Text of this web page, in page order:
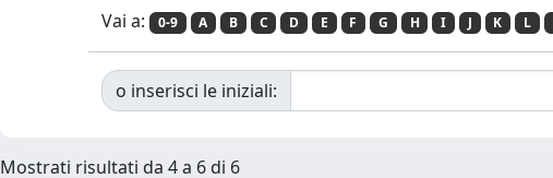
Vai a: 0-9 A B C D E F G H I J K L
o inserisci le iniziali:
Mostrati risultati da 4 a 6 di 6